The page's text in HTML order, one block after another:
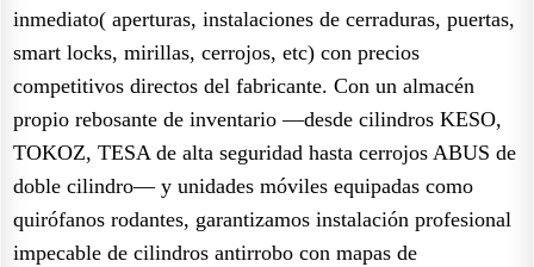
inmediato( aperturas, instalaciones de cerraduras, puertas,
smart locks, mirillas, cerrojos, etc) con precios
competitivos directos del fabricante. Con un almacén
propio rebosante de inventario —desde cilindros KESO,
TOKOZ, TESA de alta seguridad hasta cerrojos ABUS de
doble cilindro— y unidades móviles equipadas como
quirófanos rodantes, garantizamos instalación profesional
impecable de cilindros antirrobo con mapas de